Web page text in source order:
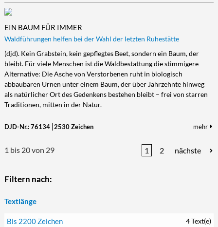
EIN BAUM FÜR IMMER
Waldführungen helfen bei der Wahl der letzten Ruhestätte
(djd). Kein Grabstein, kein gepflegtes Beet, sondern ein Baum, der
bleibt. Für viele Menschen ist die Waldbestattung die stimmigere
Alternative: Die Asche von Verstorbenen ruht in biologisch
abbaubaren Urnen unter einem Baum, der über Jahrzehnte hinweg
als natürlicher Ort des Gedenkens bestehen bleibt – frei von starren
Traditionen, mitten in der Natur.
DJD-Nr.: 76134 2530 Zeichen mehr
1 bis 20 von 29 1 2 nächste
Filtern nach:
Textlänge
Bis 2200 Zeichen 4 Text(e)